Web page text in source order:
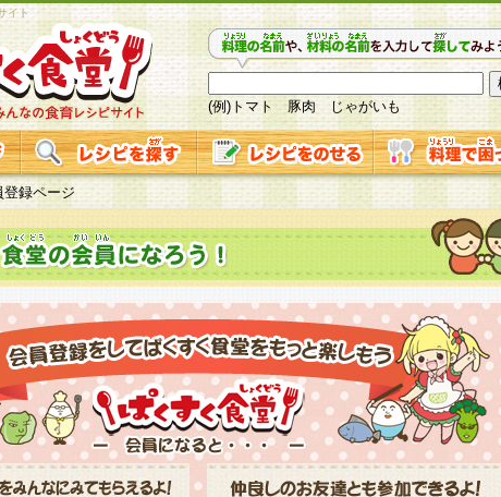
イト
(例)トマト 豚肉 じゃがいも
録ページ